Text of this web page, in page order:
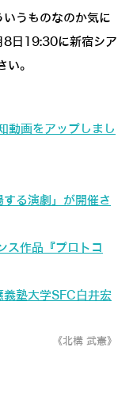
うものなのか気に
8日19:30に新宿シア
。
画をアップしまし
る演劇」が開催さ
ス作品『プロトコ
塾大学SFC白井宏
《北構 武憲》